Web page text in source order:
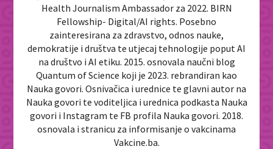
Health Journalism Ambassador za 2022. BIRN
Fellowship- Digital/AI rights. Posebno
zainteresirana za zdravstvo, odnos nauke,
demokratije i društva te utjecaj tehnologije poput AI
na društvo i AI etiku. 2015. osnovala naučni blog
Quantum of Science koji je 2023. rebrandiran kao
Nauka govori. Osnivačica i urednice te glavni autor na
Nauka govori te voditeljica i urednica podkasta Nauka
govori i Instagram te FB profila Nauka govori. 2018.
osnovala i stranicu za informisanje o vakcinama
Vakcine.ba.